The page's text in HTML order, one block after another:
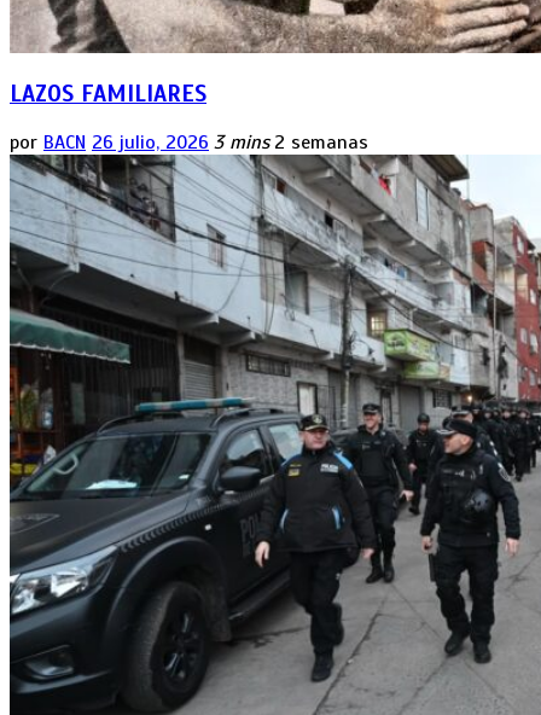
LAZOS FAMILIARES
por BACN 26 julio, 2026 3 mins 2 semanas